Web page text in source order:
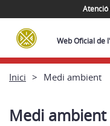
Atenció
Web Oficial de
Inici Medi ambient
Medi ambient